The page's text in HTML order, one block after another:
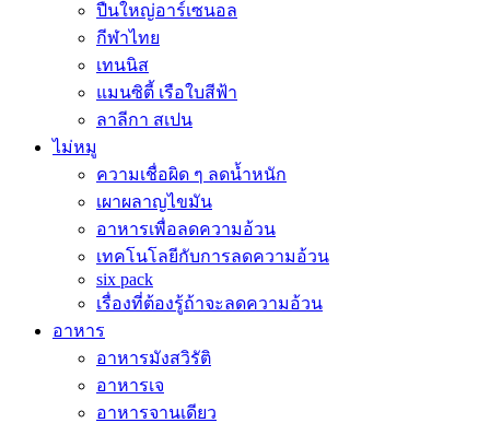
ปืนใหญ่อาร์เซนอล
กีฬาไทย
เทนนิส
แมนซิตี้ เรือใบสีฟ้า
ลาลีกา สเปน
ไม่หมู
ความเชื่อผิด ๆ ลดน้ำหนัก
เผาผลาญไขมัน
อาหารเพื่อลดความอ้วน
เทคโนโลยีกับการลดความอ้วน
six pack
เรื่องที่ต้องรู้ถ้าจะลดความอ้วน
อาหาร
อาหารมังสวิรัติ
อาหารเจ
อาหารจานเดียว